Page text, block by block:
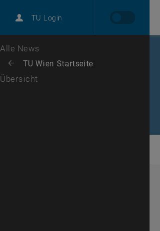
TU Login
Karriere
Zur 1. Menü Ebene
Alle News
Zurück: Subseiten von TU Wien Startseite auflisten
Zurück zur letzten Ebene:
TU Wien Startseite
Übersicht